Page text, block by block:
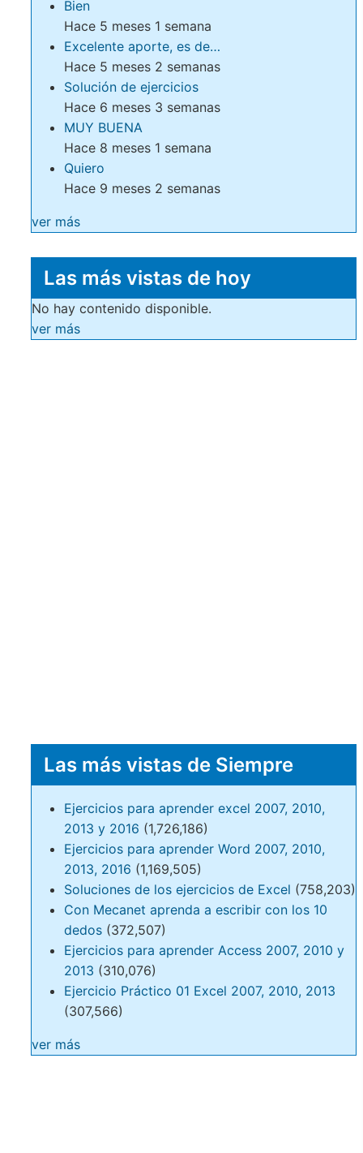
Bien
Hace 5 meses 1 semana
Excelente aporte, es de…
Hace 5 meses 2 semanas
Solución de ejercicios
Hace 6 meses 3 semanas
MUY BUENA
Hace 8 meses 1 semana
Quiero
Hace 9 meses 2 semanas
ver más
Las más vistas de hoy
No hay contenido disponible.
ver más
Las más vistas de Siempre
Ejercicios para aprender excel 2007, 2010,
2013 y 2016 (1,726,186)
Ejercicios para aprender Word 2007, 2010,
2013, 2016 (1,169,505)
Soluciones de los ejercicios de Excel (758,203)
Con Mecanet aprenda a escribir con los 10
dedos (372,507)
Ejercicios para aprender Access 2007, 2010 y
2013 (310,076)
Ejercicio Práctico 01 Excel 2007, 2010, 2013
(307,566)
ver más